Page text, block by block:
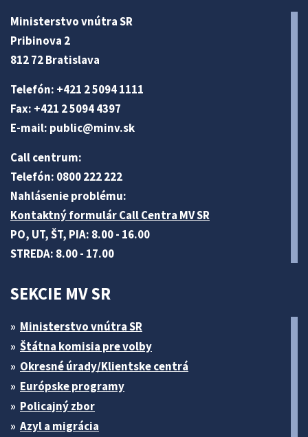
Ministerstvo vnútra SR
Pribinova 2
812 72 Bratislava
Telefón: +421 2 5094 1111
Fax: +421 2 5094 4397
E-mail: public@minv.sk
Call centrum:
Telefón: 0800 222 222
Nahlásenie problému:
Kontaktný formulár Call Centra MV SR
PO, UT, ŠT, PIA: 8.00 - 16.00
STREDA: 8.00 - 17.00
SEKCIE MV SR
Ministerstvo vnútra SR
Štátna komisia pre volby
Okresné úrady/Klientske centrá
Európske programy
Policajný zbor
Azyl a migrácia